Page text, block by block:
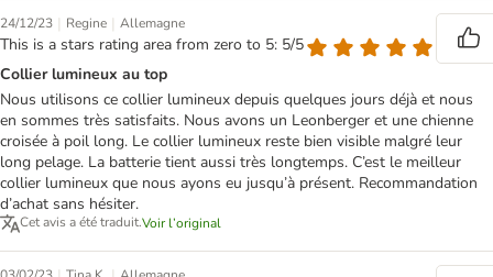
24/12/23 | Regine | Allemagne
This is a stars rating area from zero to 5: 5/5
Collier lumineux au top
Nous utilisons ce collier lumineux depuis quelques jours déjà et nous
en sommes très satisfaits. Nous avons un Leonberger et une chienne
croisée à poil long. Le collier lumineux reste bien visible malgré leur
long pelage. La batterie tient aussi très longtemps. C’est le meilleur
collier lumineux que nous ayons eu jusqu’à présent. Recommandation
d’achat sans hésiter.
Cet avis a été traduit.Voir l’original